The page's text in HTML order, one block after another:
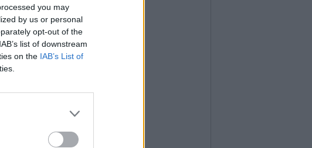
you may
by us or personal
opt-out of the
list of downstream
on the IAB’s List of